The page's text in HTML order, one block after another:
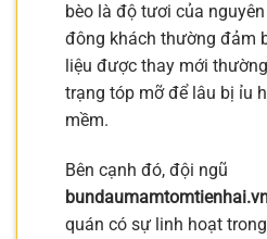
bèo là độ tươi của
đông khách thường đảm
liệu được thay mới
trạng tóp mỡ để lâu bị ỉu
mềm.
Bên cạnh đó, đội ngũ
quán có sự linh hoạt